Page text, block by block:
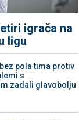
igrača na
ligu
pola tima protiv
s
zadali glavobolju